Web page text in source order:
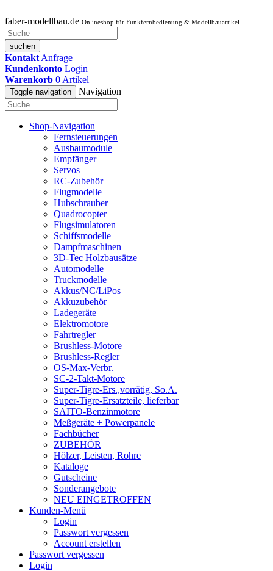
faber-modellbau.de Onlineshop für Funkfernbedienung & Modellbauartikel
suchen
Kontakt Anfrage
Kundenkonto Login
Warenkorb 0 Artikel
Toggle navigation Navigation
Shop-Navigation
Fernsteuerungen
Ausbaumodule
Empfänger
Servos
RC-Zubehör
Flugmodelle
Hubschrauber
Quadrocopter
Flugsimulatoren
Schiffsmodelle
Dampfmaschinen
3D-Tec Holzbausätze
Automodelle
Truckmodelle
Akkus/NC/LiPos
Akkuzubehör
Ladegeräte
Elektromotore
Fahrtregler
Brushless-Motore
Brushless-Regler
OS-Max-Verbr.
SC-2-Takt-Motore
Super-Tigre-Ers.,vorrätig, So.A.
Super-Tigre-Ersatzteile, lieferbar
SAITO-Benzinmotore
Meßgeräte + Powerpanele
Fachbücher
ZUBEHÖR
Hölzer, Leisten, Rohre
Kataloge
Gutscheine
Sonderangebote
NEU EINGETROFFEN
Kunden-Menü
Login
Passwort vergessen
Account erstellen
Passwort vergessen
Login